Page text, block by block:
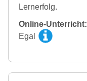
Lernerfolg.
Online-Unterricht:
Egal